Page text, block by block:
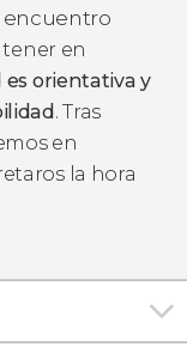
encuentro
tener en
es orientativa y
.Tras
en
la hora